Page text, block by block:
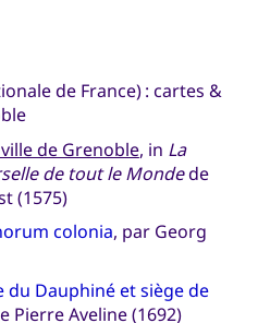
de France) : cartes &
de Grenoble, in La
de tout le Mondede
(1575)
colonia, par Georg
du Dauphiné et siège de
Pierre Aveline (1692)